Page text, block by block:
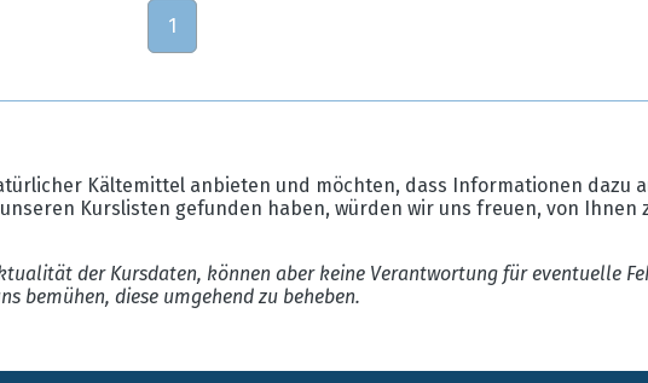
1
Kältemittel anbieten und möchten, dass Informationen dazu
Kurslisten gefunden haben, würden wir uns freuen, von Ihnen
der Kursdaten, können aber keine Verantwortung für eventuelle
bemühen, diese umgehend zu beheben.